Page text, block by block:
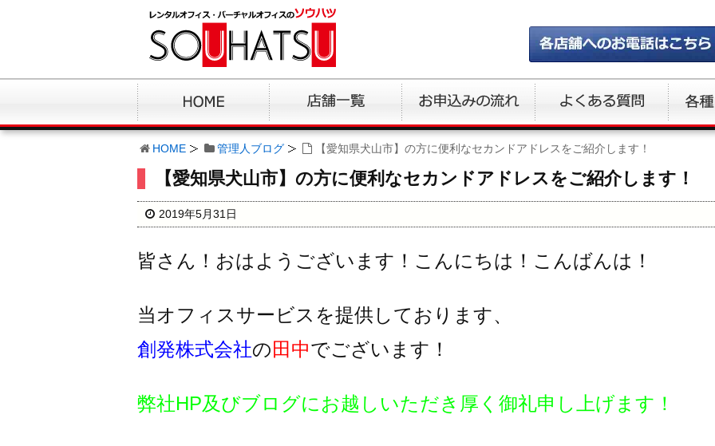
HOME 管理人ブログ 【愛知県犬山市】の方に便利なセカンドアドレスをご紹介します！
【愛知県犬山市】の方に便利なセカンドアドレスをご紹介します！
2019年5月31日
皆さん！おはようございます！こんにちは！こんばんは！
当オフィスサービスを提供しております、
創発株式会社の田中でございます！
弊社HP及びブログにお越しいただき厚く御礼申し上げます！